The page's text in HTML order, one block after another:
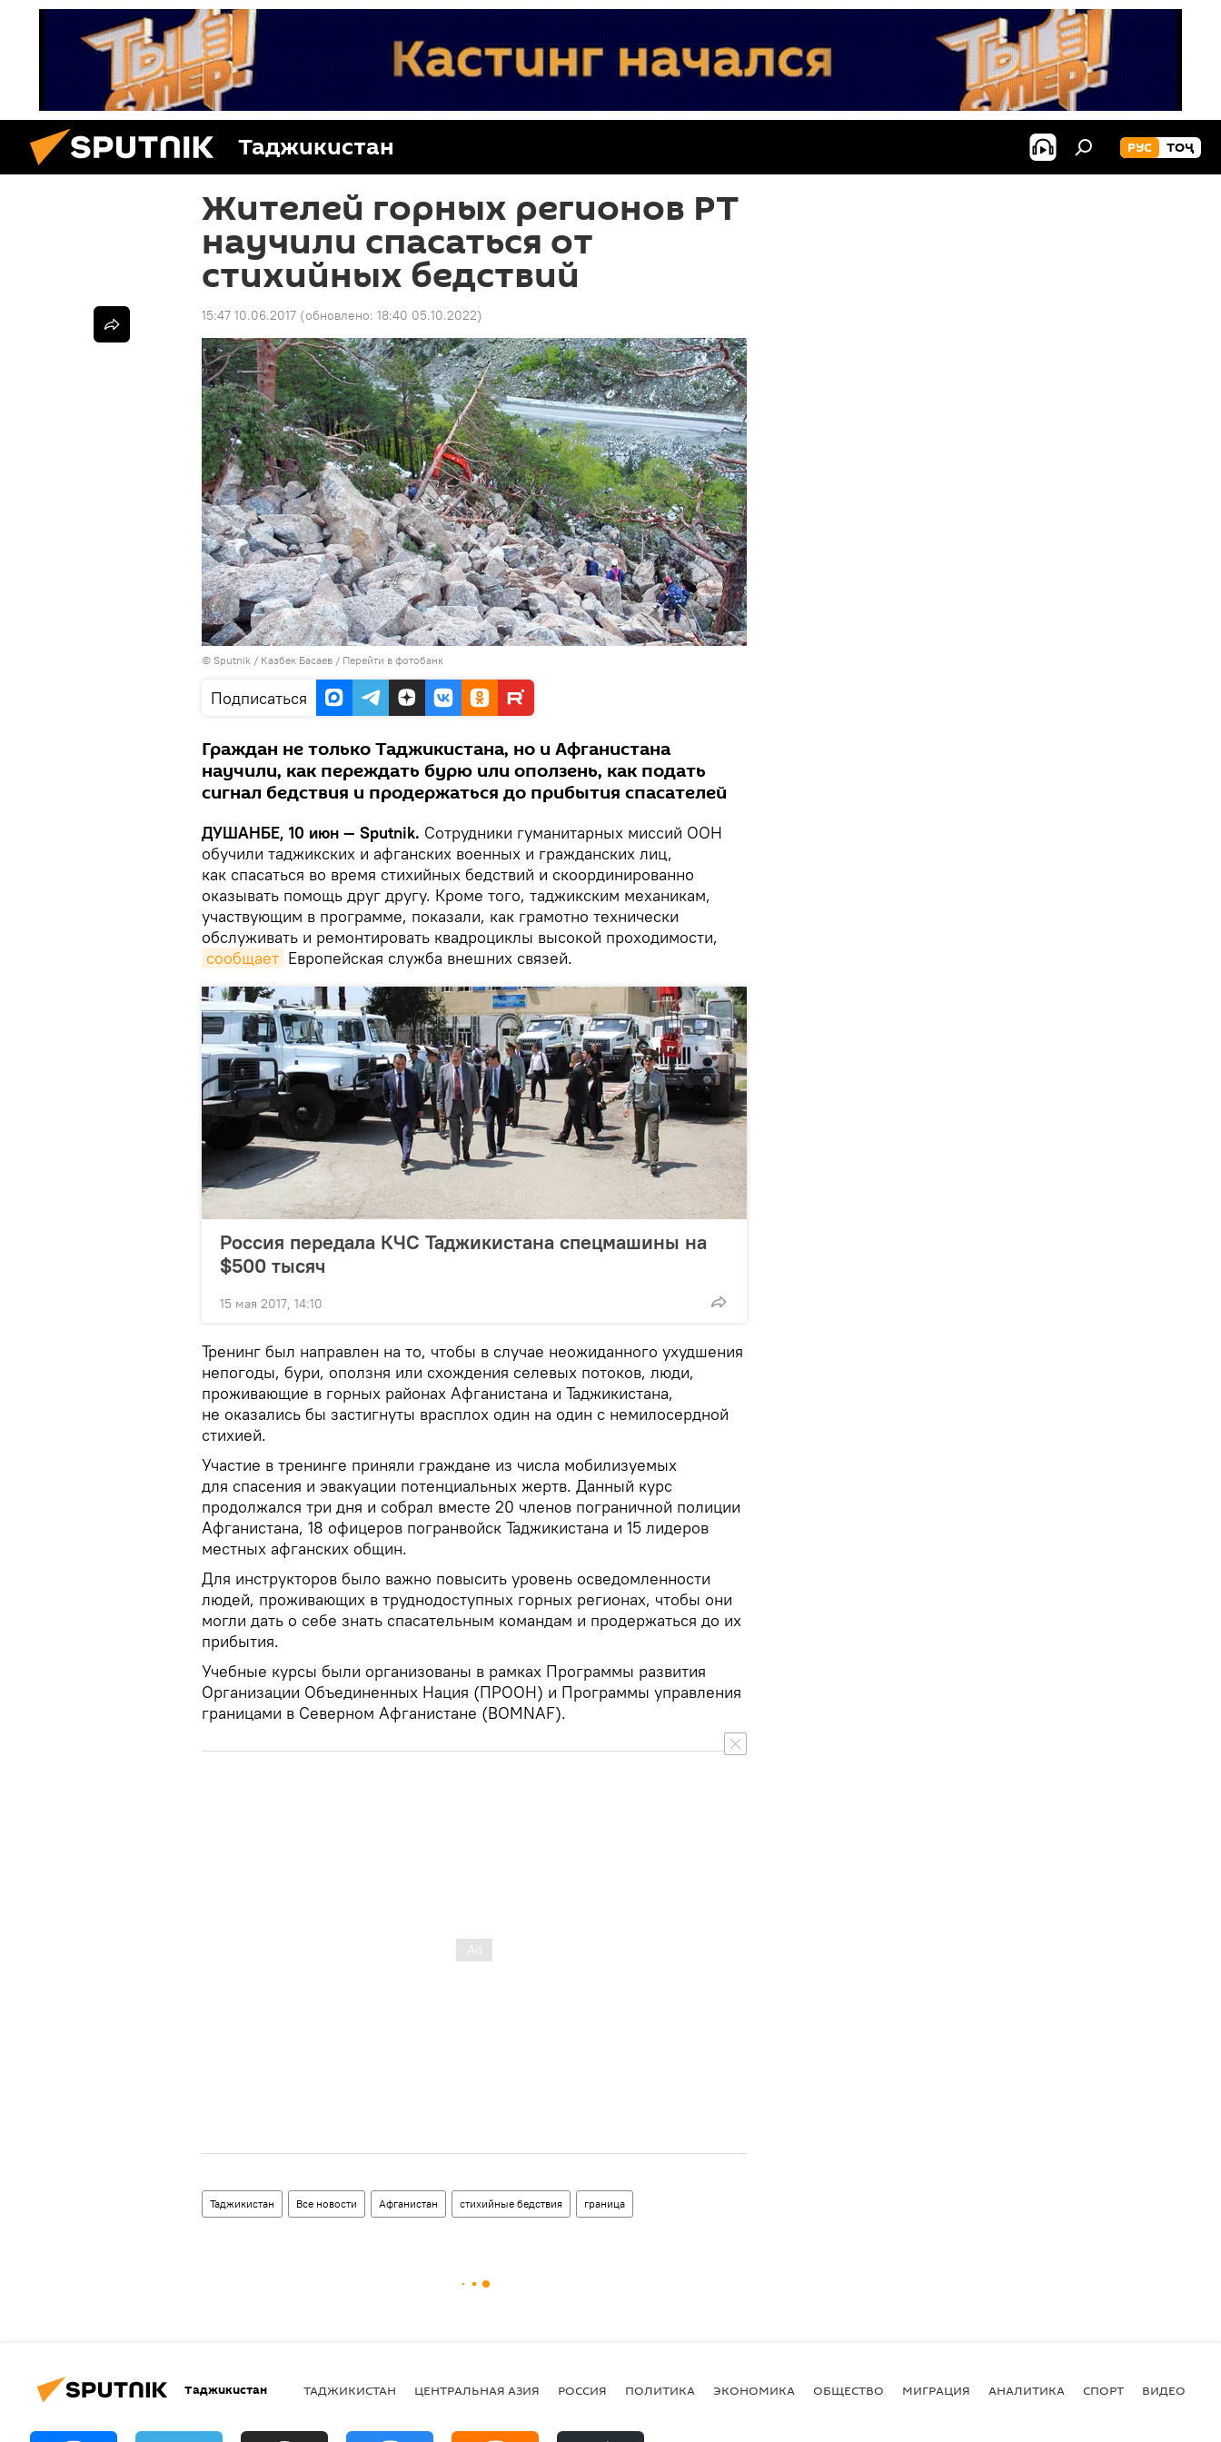
Таджикистан РУС ТОҶ
Жителей горных регионов РТ
научили спасаться от
стихийных бедствий
15:47 10.06.2017 (обновлено: 18:40 05.10.2022)
© Sputnik / Казбек Басаев / Перейти в фотобанк
Подписаться
Граждан не только Таджикистана, но и Афганистана
научили, как переждать бурю или оползень, как подать
сигнал бедствия и продержаться до прибытия спасателей
ДУШАНБЕ, 10 июн — Sputnik. Сотрудники гуманитарных миссий ООН
обучили таджикских и афганских военных и гражданских лиц,
как спасаться во время стихийных бедствий и скоординированно
оказывать помощь друг другу. Кроме того, таджикским механикам,
участвующим в программе, показали, как грамотно технически
обслуживать и ремонтировать квадроциклы высокой проходимости,
сообщает Европейская служба внешних связей.
Россия передала КЧС Таджикистана спецмашины на
$500 тысяч
15 мая 2017, 14:10
Тренинг был направлен на то, чтобы в случае неожиданного ухудшения
непогоды, бури, оползня или схождения селевых потоков, люди,
проживающие в горных районах Афганистана и Таджикистана,
не оказались бы застигнуты врасплох один на один с немилосердной
стихией.
Участие в тренинге приняли граждане из числа мобилизуемых
для спасения и эвакуации потенциальных жертв. Данный курс
продолжался три дня и собрал вместе 20 членов пограничной полиции
Афганистана, 18 офицеров погранвойск Таджикистана и 15 лидеров
местных афганских общин.
Для инструкторов было важно повысить уровень осведомленности
людей, проживающих в труднодоступных горных регионах, чтобы они
могли дать о себе знать спасательным командам и продержаться до их
прибытия.
Учебные курсы были организованы в рамках Программы развития
Организации Объединенных Нация (ПРООН) и Программы управления
границами в Северном Афганистане (BOMNAF).
Таджикистан Все новости Афганистан стихийные бедствия граница
Таджикистан ТАДЖИКИСТАН ЦЕНТРАЛЬНАЯ АЗИЯ РОССИЯ ПОЛИТИКА ЭКОНОМИКА ОБЩЕСТВО МИГРАЦИЯ АНАЛИТИКА СПОРТ ВИДЕО